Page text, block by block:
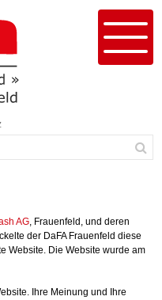
Frauenfeld
Menu
AG, Frauenfeld, und deren
der DaFA Frauenfeld diese
Website. Die Website wurde am
Ihre Meinung und Ihre